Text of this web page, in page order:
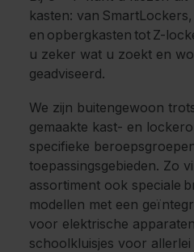
kasten: van
en opbergkasten tot Z-
u zeker wat u zoekt en
geadviseerd.
We zijn buitengewoon
gemaakte kast- en
specifieke
toepassingsgebieden. Zo
assortiment ook speciale
modellen met een
voor elektrische
schoolkluisjes voor